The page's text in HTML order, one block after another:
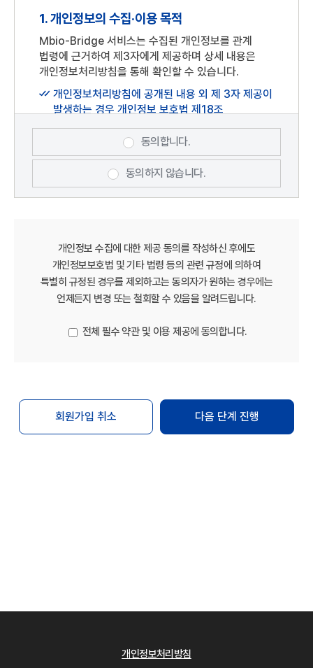
비밀번호(패스워드) : 회원의 권익보호를 위하여
회원이 선정한 문자 및 숫자의 조합을 말합니다.
플랫폼 : Mbio-Bridge(충청남도 서천군
장항읍장산로101번길75)
게시물 : "Mbio-Bridge" 홈페이지 내 이용자가
게재 또는 등록하는 부호(URL 포함), 문자, 음성,
음향, 영상(동영상 포함),이미지(사진 포함), 파일
제3조 이용 약관의 효력 및 변경
본 약관은 "Mbio-Bridge" 홈페이지
Mbio-Bridge는 “약관의 규제에 관한 법률”,
"정보통신망법" 등 관련 법령을 위반하지 않는
범위내에서 본 약관을 변경할 수 있으며, 약관을
개정할 경우에는 적용일자 및 개정사유를 명시하여
적용일자 7일 이전부터 적용일자 전일까지
회원은 변경된 약관에 동의하지 않는 경우 "Mbio-
Bridge"과의 이용계약을 해지(또는 회원탈퇴)할 수
있습니다. 만약 회원이 변경된 약관이 공지된 후
제2장 회원 가입
회원 가입은 이용자가 "Mbio-Bridge"에서 정한
대표자명, 설립일자). 회원 선택정보(전화번호,
이메일 주소)
상기 개인정보 처리에 동의하시겠습니까?
1. 개인정보의 수집·이용 목적
Mbio-Bridge 서비스는 수집된 개인정보를 관계
법령에 근거하여 제3자에게 제공하며 상세 내용은
개인정보처리방침을 통해 확인할 수 있습니다.
개인정보처리방침에 공개된 내용 외 제 3자 제공이
발생하는 경우 개인정보 보호법 제18조
(개인정보의 목적 외 이용·제공 제한)에 근거하여
처리하겠습니다.
동의합니다.
동의하지 않습니다.
개인정보 수집에 대한 제공 동의를 작성하신 후에도
개인정보보호법 및 기타 법령 등의 관련 규정에 의하여
특별히 규정된 경우를 제외하고는 동의자가 원하는 경우에는
언제든지 변경 또는 철회할 수 있음을 알려드립니다.
전체 필수 약관 및 이용 제공에 동의합니다.
회원가입 취소 다음 단계 진행
개인정보처리방침